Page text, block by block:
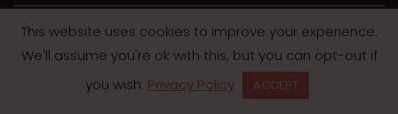
Μαγειρική
Ομορφιά
Συνεντεύξεις
This website uses cookies to improve your experience.
We'll assume you're ok with this, but you can opt-out if
you wish. Privacy Policy ACCEPT